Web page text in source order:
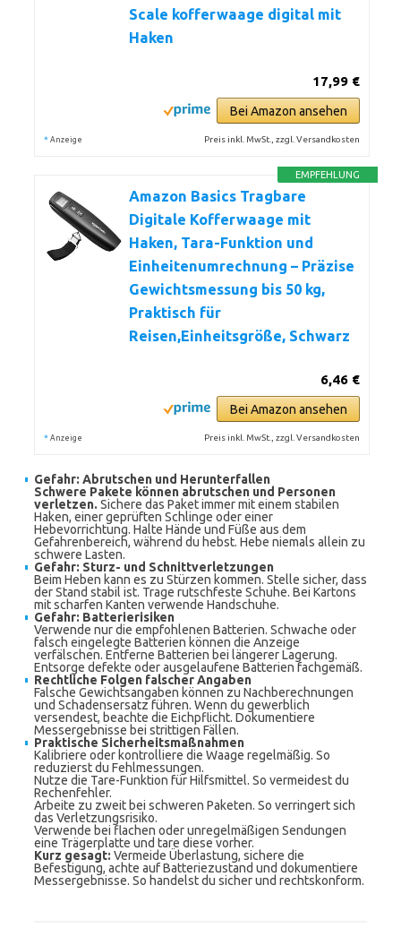
Scale kofferwaage digital mit
Haken
17,99 €
Bei Amazon ansehen
* Anzeige Preis inkl. MwSt., zzgl. Versandkosten
EMPFEHLUNG
Amazon Basics Tragbare
Digitale Kofferwaage mit
Haken, Tara-Funktion und
Einheitenumrechnung – Präzise
Gewichtsmessung bis 50 kg,
Praktisch für
Reisen,Einheitsgröße, Schwarz
6,46 €
Bei Amazon ansehen
* Anzeige Preis inkl. MwSt., zzgl. Versandkosten
Gefahr: Abrutschen und Herunterfallen
Schwere Pakete können abrutschen und Personen
verletzen. Sichere das Paket immer mit einem stabilen
Haken, einer geprüften Schlinge oder einer
Hebevorrichtung. Halte Hände und Füße aus dem
Gefahrenbereich, während du hebst. Hebe niemals allein zu
schwere Lasten.
Gefahr: Sturz- und Schnittverletzungen
Beim Heben kann es zu Stürzen kommen. Stelle sicher, dass
der Stand stabil ist. Trage rutschfeste Schuhe. Bei Kartons
mit scharfen Kanten verwende Handschuhe.
Gefahr: Batterierisiken
Verwende nur die empfohlenen Batterien. Schwache oder
falsch eingelegte Batterien können die Anzeige
verfälschen. Entferne Batterien bei längerer Lagerung.
Entsorge defekte oder ausgelaufene Batterien fachgemäß.
Rechtliche Folgen falscher Angaben
Falsche Gewichtsangaben können zu Nachberechnungen
und Schadensersatz führen. Wenn du gewerblich
versendest, beachte die Eichpflicht. Dokumentiere
Messergebnisse bei strittigen Fällen.
Praktische Sicherheitsmaßnahmen
Kalibriere oder kontrolliere die Waage regelmäßig. So
reduzierst du Fehlmessungen.
Nutze die Tare-Funktion für Hilfsmittel. So vermeidest du
Rechenfehler.
Arbeite zu zweit bei schweren Paketen. So verringert sich
das Verletzungsrisiko.
Verwende bei flachen oder unregelmäßigen Sendungen
eine Trägerplatte und tare diese vorher.
Kurz gesagt: Vermeide Überlastung, sichere die
Befestigung, achte auf Batteriezustand und dokumentiere
Messergebnisse. So handelst du sicher und rechtskonform.